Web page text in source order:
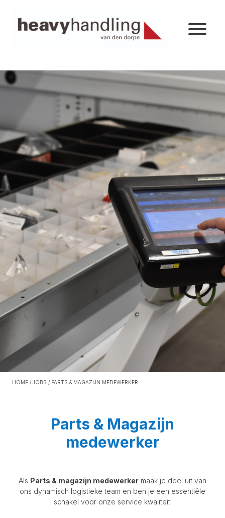
HOME / JOBS / PARTS & MAGAZIJN MEDEWERKER
Parts & Magazijn
medewerker
Als Parts & magazijn medewerker maak je deel uit van
ons dynamisch logistieke team en ben je een essentiële
schakel voor onze service kwaliteit!